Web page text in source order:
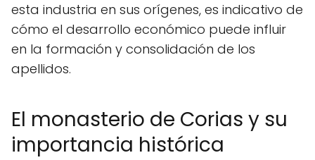
esta industria en sus orígenes, es indicativo de
cómo el desarrollo económico puede influir
en la formación y consolidación de los
apellidos.
El monasterio de Corias y su
importancia histórica